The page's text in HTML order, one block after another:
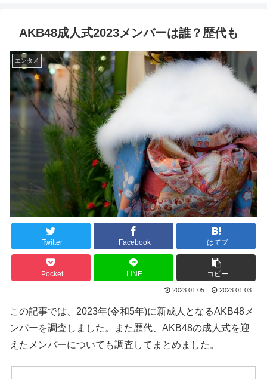
AKB48成人式2023メンバーは誰？歴代も
エンタメ
Twitter Facebook はてブ
Pocket LINE コピー
2023.01.05 2023.01.03
この記事では、2023年(令和5年)に新成人となるAKB48メ
ンバーを調査しました。また歴代、AKB48の成人式を迎
えたメンバーについても調査してまとめました。